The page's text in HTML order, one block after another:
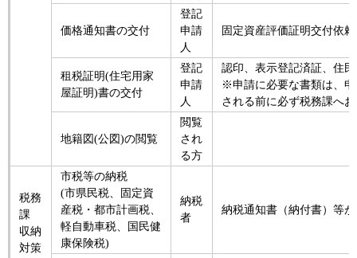
価格通知書の交付
登記
申請
人
固定資産評価証明交付依
租税証明(住宅用家
屋証明)書の交付
登記
申請
人
認印、表示登記済証、住
※申請に必要な書類は、
される前に必ず税務課へ
地籍図(公図)の閲覧
閲覧
され
る方
税務
課
収納
対策
市税等の納税
(市県民税、固定資
産税・都市計画税、
軽自動車税、国民健
康保険税)
納税
者
納税通知書（納付書）等